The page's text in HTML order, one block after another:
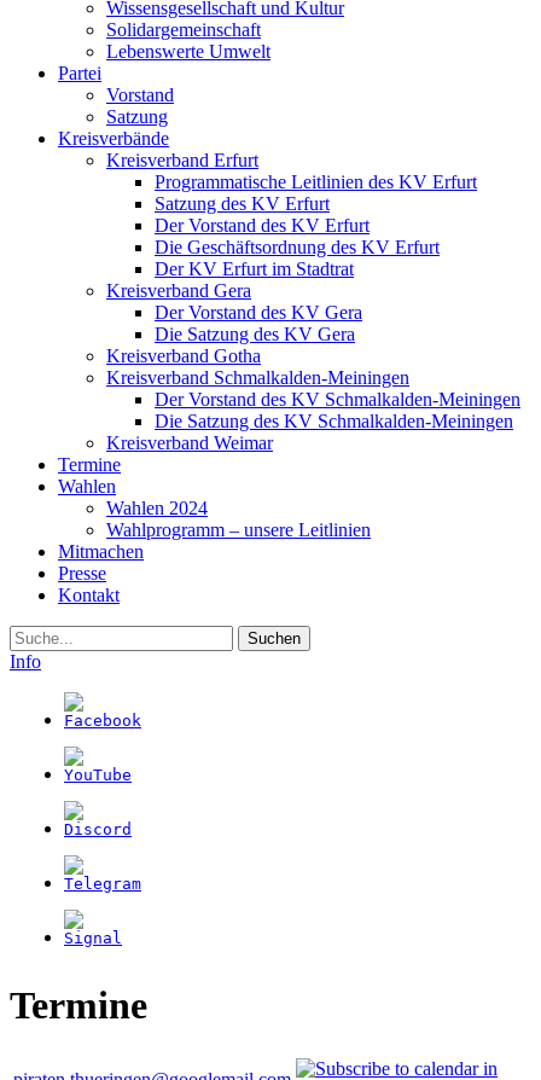
Wissensgesellschaft und Kultur
Solidargemeinschaft
Lebenswerte Umwelt
Partei
Vorstand
Satzung
Kreisverbände
Kreisverband Erfurt
Programmatische Leitlinien des KV Erfurt
Satzung des KV Erfurt
Der Vorstand des KV Erfurt
Die Geschäftsordnung des KV Erfurt
Der KV Erfurt im Stadtrat
Kreisverband Gera
Der Vorstand des KV Gera
Die Satzung des KV Gera
Kreisverband Gotha
Kreisverband Schmalkalden-Meiningen
Der Vorstand des KV Schmalkalden-Meiningen
Die Satzung des KV Schmalkalden-Meiningen
Kreisverband Weimar
Termine
Wahlen
Wahlen 2024
Wahlprogramm – unsere Leitlinien
Mitmachen
Presse
Kontakt
Suche
Info
Termine